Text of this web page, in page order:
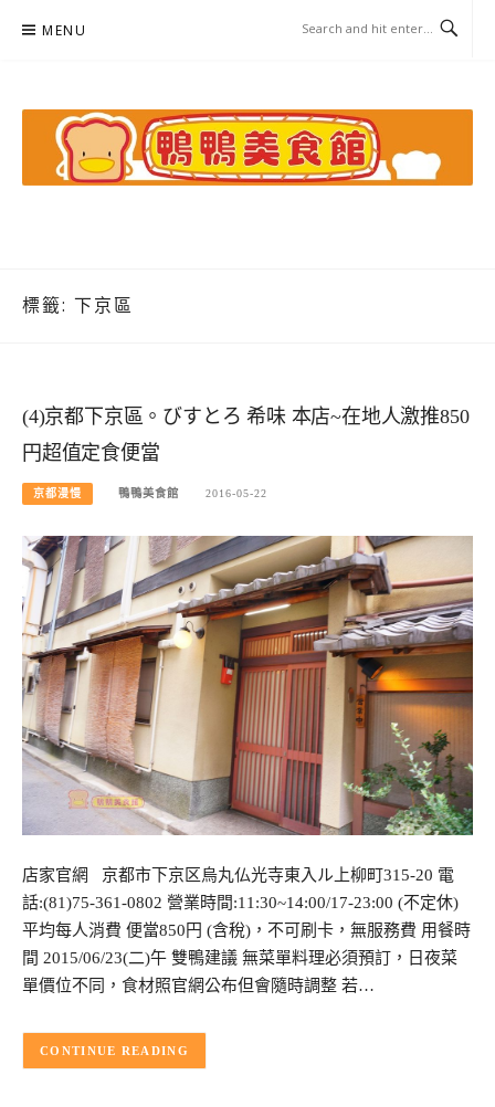
MENU
標籤: 下京區
(4)京都下京區。びすとろ 希味 本店~在地人激推850
円超值定食便當
京都漫慢 鴨鴨美食館 2016-05-22
店家官網 京都市下京区烏丸仏光寺東入ル上柳町315-20 電
話:(81)75-361-0802 營業時間:11:30~14:00/17-23:00 (不定休)
平均每人消費 便當850円 (含稅)，不可刷卡，無服務費 用餐時
間 2015/06/23(二)午 雙鴨建議 無菜單料理必須預訂，日夜菜
單價位不同，食材照官網公布但會隨時調整 若…
CONTINUE READING